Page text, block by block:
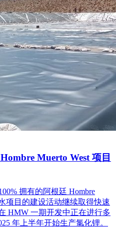
Muerto West 项目
拥有的阿根廷 Hombre
项目的建设活动继续取得快速
HMW 一期开发中正在进行多
年上半年开始生产氯化锂。